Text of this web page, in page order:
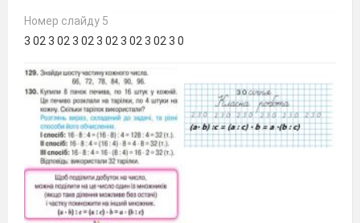
Номер слайду 5
3 02 3 02 3 02 3 02 3 02 3 02 3 0